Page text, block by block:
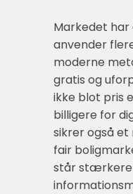
Markedet
anvender
moderne
gratis og
ikke blot pris
billigere for
sikrer også
fair
står stærkere